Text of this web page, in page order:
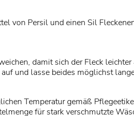
von Persil und einen Sil
damit sich der Fleck leichter
und lasse beides möglichst
Temperatur gemäß
für stark verschmutzte